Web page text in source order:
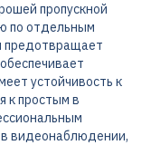
пропускной
по отдельным
предотвращает
устойчивость к
к простым в
видеонаблюдении,